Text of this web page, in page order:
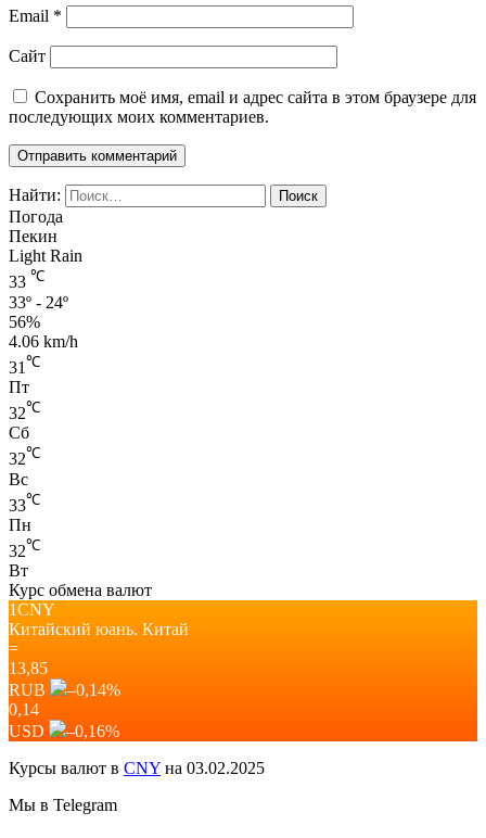
Email *
Сайт
Сохранить моё имя, email и адрес сайта в этом браузере для
последующих моих комментариев.
Найти:
Погода
Пекин
Light Rain
33 ℃
33º - 24º
56%
4.06 km/h
31 ℃
Пт
32℃
Сб
32℃
Вс
33℃
Пн
32℃
Вт
Курс обмена валют
1CNY
Китайский юань. Китай
=
13,85
RUB
–0,14%
0,14
USD
–0,16%
Курсы валют в CNY на 03.02.2025
Мы в Telegram